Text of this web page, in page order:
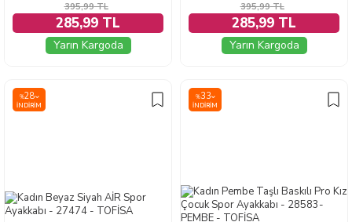
395,99TL
285,99 TL
Yarın Kargoda
395,99TL
285,99 TL
Yarın Kargoda
%28
İNDIRIM
%33
İNDIRIM